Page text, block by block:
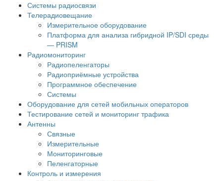
Системы радиосвязи
Телерадиовещание
Измерительное оборудование
Платформа для анализа гибридной IP/SDI среды
— PRISM
Радиомониторинг
Радиопеленгаторы
Радиоприёмные устройства
Программное обеспечение
Системы
Оборудование для сетей мобильных операторов
Тестирование сетей и мониторинг трафика
Антенны
Связные
Измерительные
Мониторинговые
Пеленгаторные
Контроль и измерения